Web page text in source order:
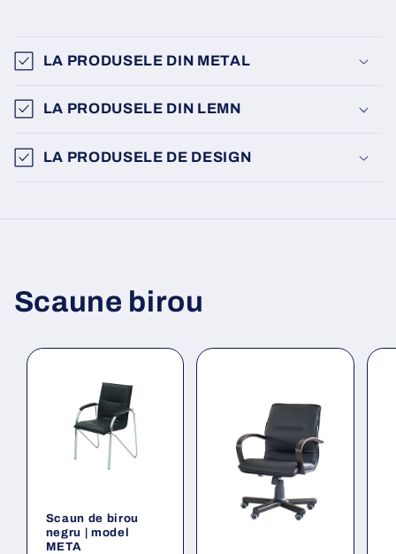
LA PRODUSELE DIN METAL
LA PRODUSELE DIN LEMN
LA PRODUSELE DE DESIGN
Scaune birou
Scaun de birou
negru | model
META